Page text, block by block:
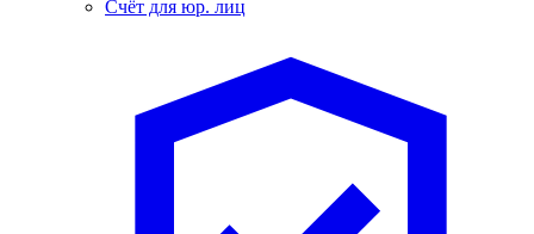
Счёт для юр. лиц